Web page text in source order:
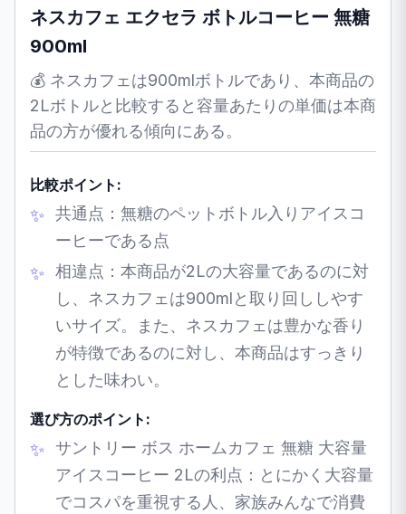
ネスカフェ エクセラ ボトルコーヒー 無糖
900ml
💰 ネスカフェは900mlボトルであり、本商品の
2Lボトルと比較すると容量あたりの単価は本商
品の方が優れる傾向にある。
比較ポイント:
共通点：無糖のペットボトル入りアイスコ
ーヒーである点
相違点：本商品が2Lの大容量であるのに対
し、ネスカフェは900mlと取り回ししやす
いサイズ。また、ネスカフェは豊かな香り
が特徴であるのに対し、本商品はすっきり
とした味わい。
選び方のポイント:
サントリー ボス ホームカフェ 無糖 大容量
アイスコーヒー 2Lの利点：とにかく大容量
でコスパを重視する人、家族みんなで消費